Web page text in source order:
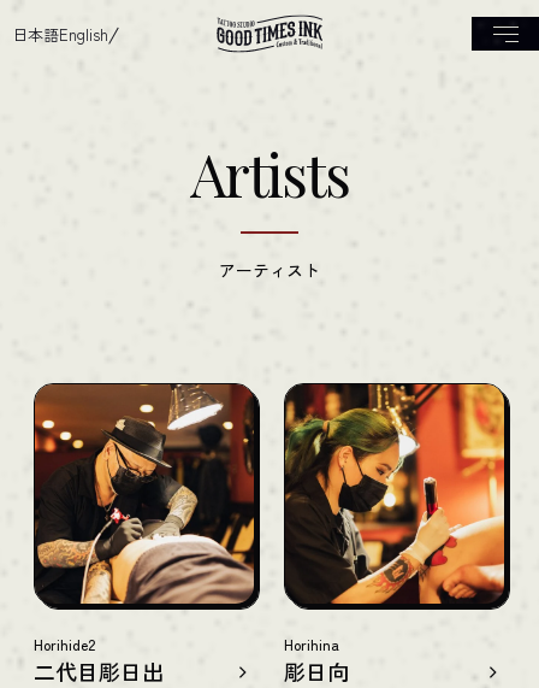
日本語English
Artists
アーティスト
Horihide2
二代目彫日出
Horihina
彫日向